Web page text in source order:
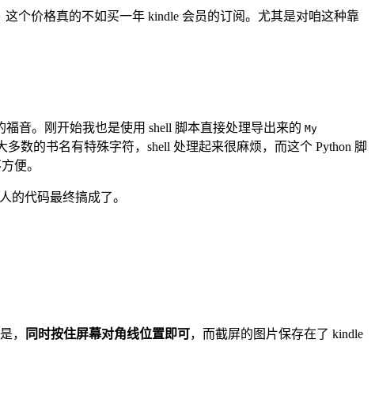
个价格真的不如买一年 kindle 会员的订阅。尤其是对咱这种靠
音。刚开始我也是使用 shell 脚本直接处理导出来的 My
数的书名有特殊字符，shell 处理起来很麻烦，而这个 Python 脚
便。
的代码最终搞成了。
， 同时按住屏幕对角线位置即可，而截屏的图片保存在了 kindle